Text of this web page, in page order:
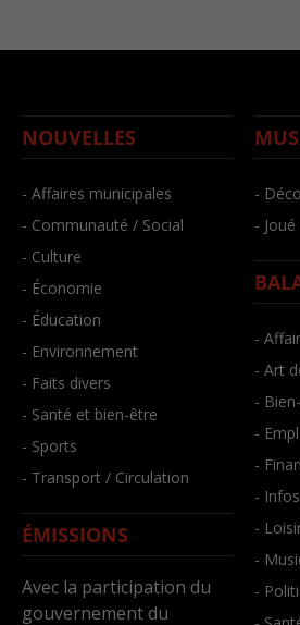
NOUVELLES
- Affaires municipales
- Communauté / Social
- Culture
- Économie
- Éducation
- Environnement
- Faits divers
- Santé et bien-être
- Sports
- Transport / Circulation
ÉMISSIONS
Avec la participation du
gouvernement du
-
-
-
- Art
-
-
-
-
-
-
-